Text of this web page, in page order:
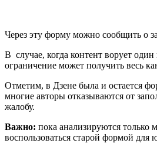
Через эту форму можно сообщить о
В случае, когда контент ворует
ограничение может получить весь
Отметим, в Дзене была и остается
многие авторы отказываются от
жалобу.
Важно: пока анализируются только
воспользоваться старой формой для